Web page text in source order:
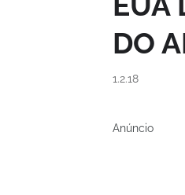
DO
1.2.18
Anúncio